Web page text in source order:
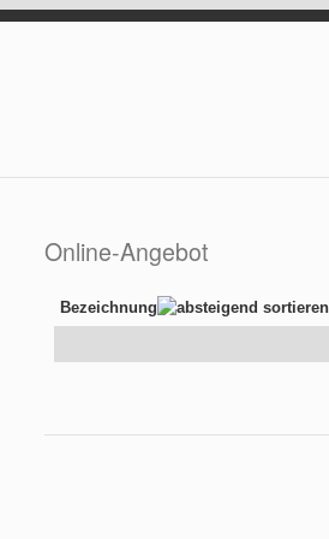
Online-Angebot
Bezeichnung